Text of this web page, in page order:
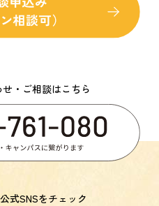
・ご相談はこちら
式SNSをチェック